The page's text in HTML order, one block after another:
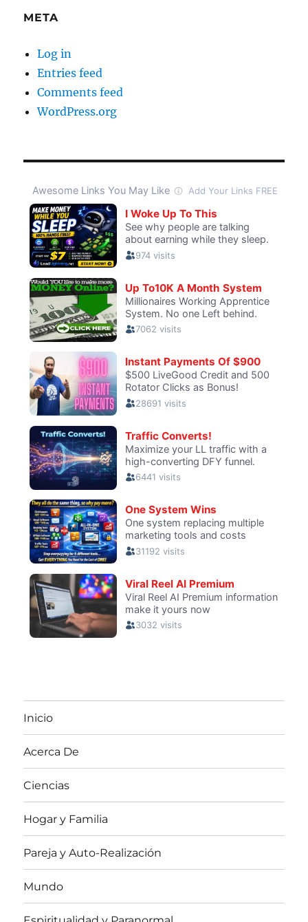
META
Log in
Entries feed
Comments feed
WordPress.org
Inicio
Acerca De
Ciencias
Hogar y Familia
Pareja y Auto-Realización
Mundo